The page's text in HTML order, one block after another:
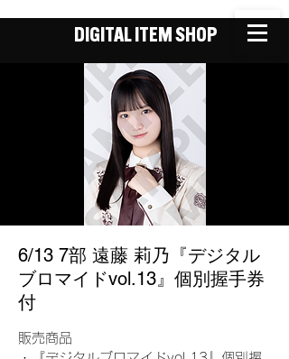
DIGITAL ITEM SHOP
6/13 7部 遠藤 莉乃『デジタル
ブロマイドvol.13』個別握手券
付
販売商品